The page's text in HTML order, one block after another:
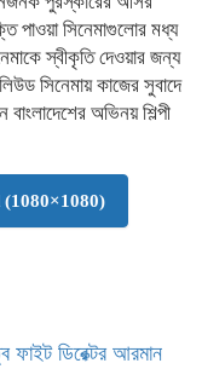
পাওয়া সিনেমাগুলোর মধ্য
স্বীকৃতি দেওয়ার জন্য
সিনেমায় কাজের সুবাদে
অভিনয় শিল্পী
ফাইট ডিরেক্টর আরমান